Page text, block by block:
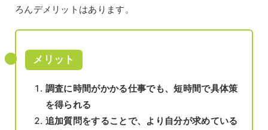
ろんデメリットはあります。
メリット
調査に時間がかかる仕事でも、短時間で具体策
を得られる
追加質問をすることで、より自分が求めている